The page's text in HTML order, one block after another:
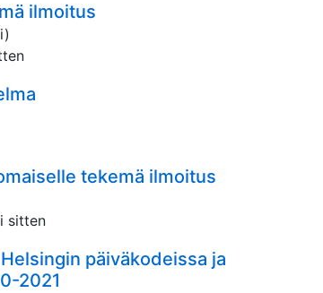
ilmoitus
tekemä ilmoitus
sitten
päiväkodeissa ja
2021